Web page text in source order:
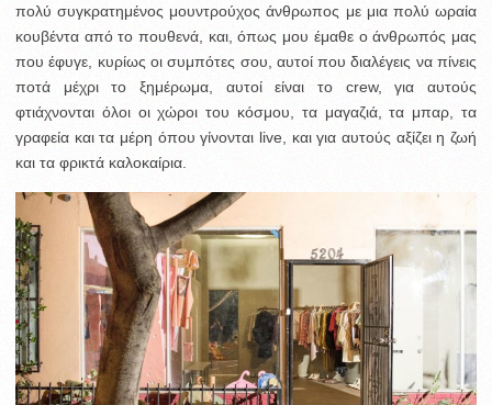
πολύ συγκρατημένος μουντρούχος άνθρωπος με μια πολύ ωραία
κουβέντα από το πουθενά, και, όπως μου έμαθε ο άνθρωπός μας
που έφυγε, κυρίως οι συμπότες σου, αυτοί που διαλέγεις να πίνεις
ποτά μέχρι το ξημέρωμα, αυτοί είναι το crew, για αυτούς
φτιάχνονται όλοι οι χώροι του κόσμου, τα μαγαζιά, τα μπαρ, τα
γραφεία και τα μέρη όπου γίνονται live, και για αυτούς αξίζει η ζωή
και τα φρικτά καλοκαίρια.